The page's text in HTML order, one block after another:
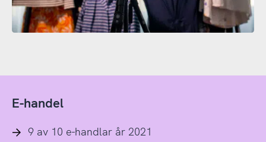
E-handel
9 av 10 e-handlar år 2021